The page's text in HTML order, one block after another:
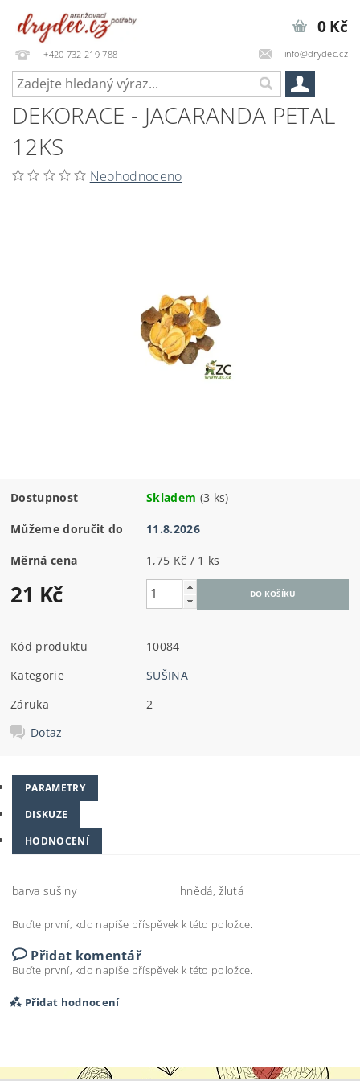
+420 732 219 788 info@drydec.cz
0 Kč
DEKORACE - JACARANDA PETAL
12KS
Neohodnoceno
Dostupnost Skladem (3 ks)
Můžeme doručit do 11.8.2026
Měrná cena 1,75 Kč / 1 ks
21 Kč
Kód produktu
10084
Kategorie
SUŠINA
Záruka
2
Dotaz
PARAMETRY
DISKUZE
HODNOCENÍ
barva sušiny hnědá, žlutá
Buďte první, kdo napíše příspěvek k této položce.
Přidat komentář
Buďte první, kdo napíše příspěvek k této položce.
Přidat hodnocení